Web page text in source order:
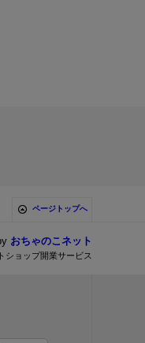
ページトップへ
おちゃのこネット
ショップ開業サービス